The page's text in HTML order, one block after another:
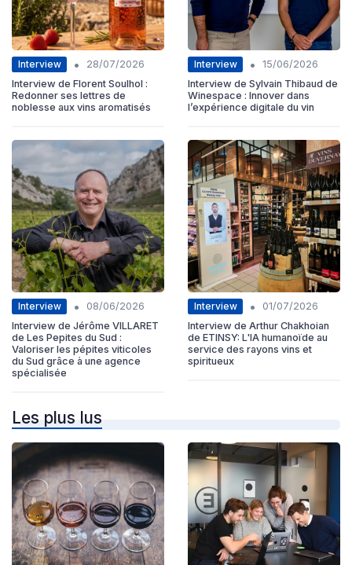
Interview •
28/07/2026
Interview de Florent Soulhol :
Redonner ses lettres de
noblesse aux vins aromatisés
Interview •
15/06/2026
Interview de Sylvain Thibaud de
Winespace : Innover dans
l’expérience digitale du vin
Interview •
08/06/2026
Interview de Jérôme VILLARET
de Les Pepites du Sud :
Valoriser les pépites viticoles
du Sud grâce à une agence
spécialisée
Interview •
01/07/2026
Interview de Arthur Chakhoian
de ETINSY: L'IA humanoïde au
service des rayons vins et
spiritueux
Les plus lus